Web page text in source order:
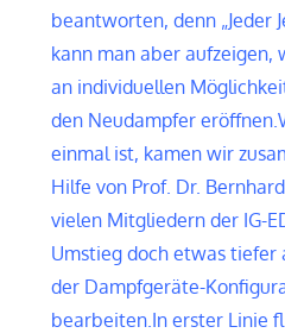
beantworten, denn „Jeder
kann man aber aufzeigen,
an individuellen
den Neudampfer eröffnen.
einmal ist, kamen wir
Hilfe von Prof. Dr.
vielen Mitgliedern der IG-
Umstieg doch etwas tiefer
der Dampfgeräte-
bearbeiten. In erster Linie